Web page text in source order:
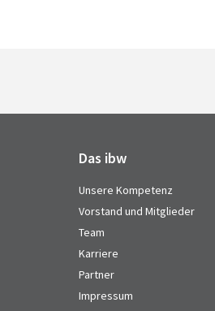
Das ibw
Unsere Kompetenz
Vorstand und Mitglieder
Team
Karriere
Partner
Impressum